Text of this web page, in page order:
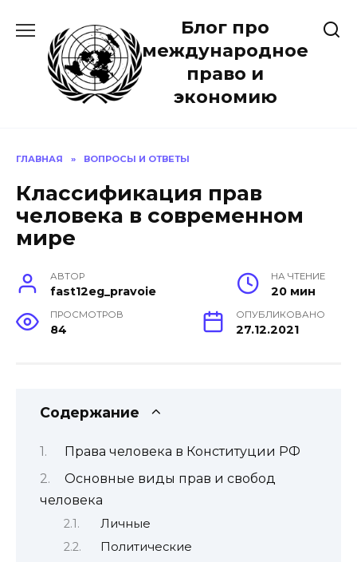
содержанию
Блог про
международное
право и
экономию
ГЛАВНАЯ » ВОПРОСЫ И ОТВЕТЫ
Классификация прав
человека в современном
мире
АВТОР
fast12eg_pravoie
НА ЧТЕНИЕ
20 мин
ПРОСМОТРОВ
84
ОПУБЛИКОВАНО
27.12.2021
Содержание
Права человека в Конституции РФ
Основные виды прав и свобод
человека
Личные
Политические